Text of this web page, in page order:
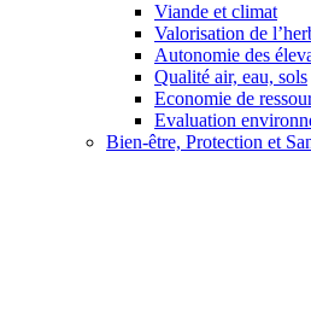
Viande et climat
Valorisation de
Autonomie des
Qualité air, eau, sols
Economie de
Evaluation
Bien-être, Protection et